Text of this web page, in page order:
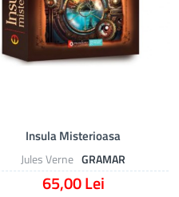
Jules Verne GRAMAR
Insula Misterioasa
65,00 Lei